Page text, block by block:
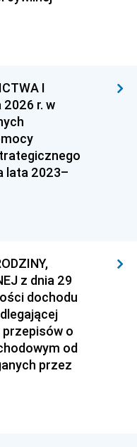
I
2026 r. w
lata 2023–
z dnia 29
dochodu
o
od
przez